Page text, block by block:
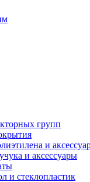
групп
и
и аксессуары
и стеклопластик